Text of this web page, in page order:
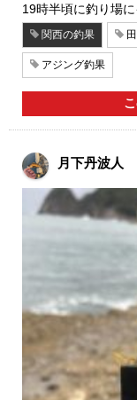
19時半頃に釣り場
関西の釣果
アジング釣果
月下丹波人